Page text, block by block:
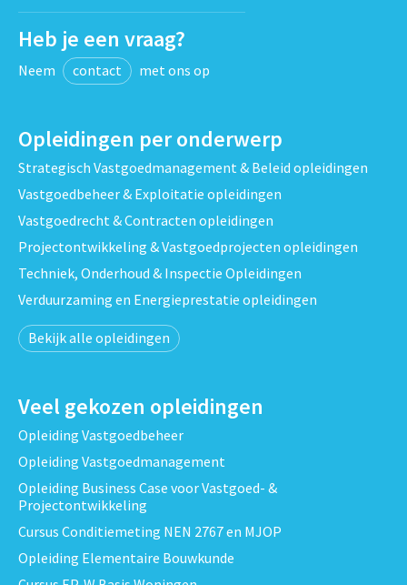
Heb je een vraag?
Neem contact met ons op
Opleidingen per onderwerp
Strategisch Vastgoedmanagement & Beleid opleidingen
Vastgoedbeheer & Exploitatie opleidingen
Vastgoedrecht & Contracten opleidingen
Projectontwikkeling & Vastgoedprojecten opleidingen
Techniek, Onderhoud & Inspectie Opleidingen
Verduurzaming en Energieprestatie opleidingen
Bekijk alle opleidingen
Veel gekozen opleidingen
Opleiding Vastgoedbeheer
Opleiding Vastgoedmanagement
Opleiding Business Case voor Vastgoed- &
Projectontwikkeling
Cursus Conditiemeting NEN 2767 en MJOP
Opleiding Elementaire Bouwkunde